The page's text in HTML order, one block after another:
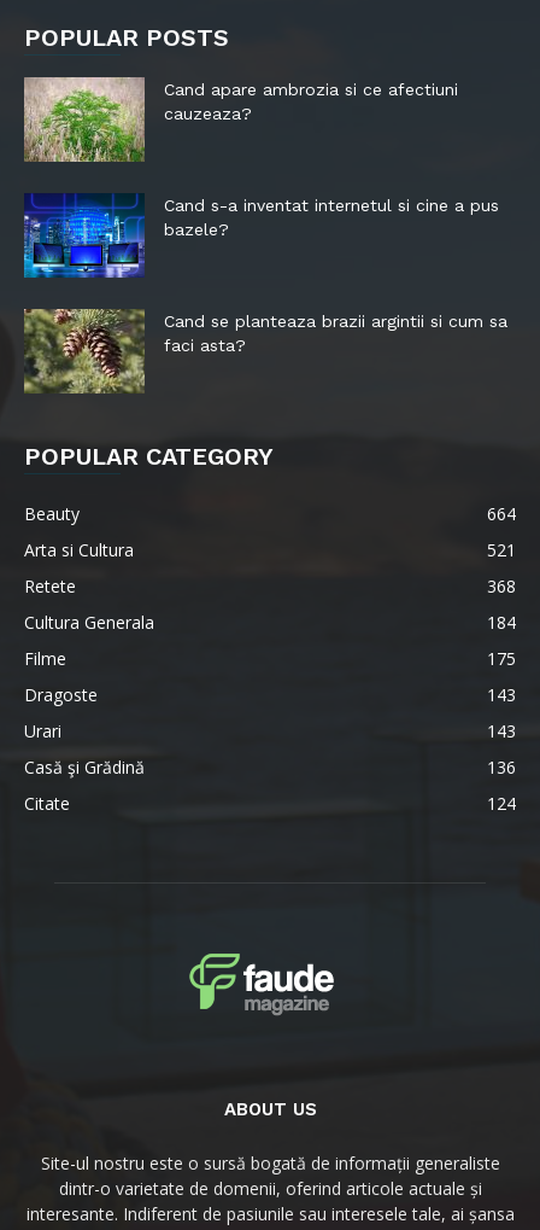
POPULAR POSTS
Cand apare ambrozia si ce afectiuni
cauzeaza?
Cand s-a inventat internetul si cine a pus
bazele?
Cand se planteaza brazii argintii si cum sa
faci asta?
POPULAR CATEGORY
Beauty
664
Arta si Cultura
521
Retete
368
Cultura Generala
184
Filme
175
Dragoste
143
Urari
143
Casă şi Grădină
136
Citate
124
ABOUT US
Site-ul nostru este o sursă bogată de informații generaliste
dintr-o varietate de domenii, oferind articole actuale și
interesante. Indiferent de pasiunile sau interesele tale, ai șansa